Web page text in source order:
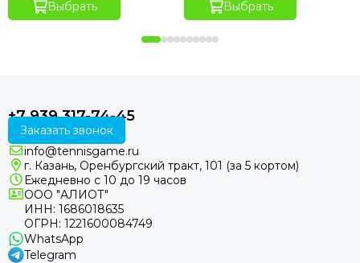
Выбрать
Выбрать
+7 939 317-74-45
Заказать звонок
info@tennisgame.ru
г. Казань, Оренбургский тракт, 101 (за 5 кортом)
Ежедневно с 10 до 19 часов
ООО "АЛИОТ"
ИНН: 1686018635
ОГРН: 1221600084749
WhatsApp
Telegram